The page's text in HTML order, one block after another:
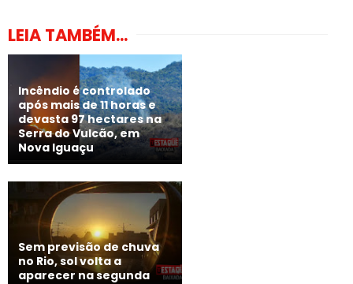
LEIA TAMBÉM...
Incêndio é controlado
após mais de 11 horas e
devasta 97 hectares na
Serra do Vulcão, em
Nova Iguaçu
Sem previsão de chuva
no Rio, sol volta a
aparecer na segunda